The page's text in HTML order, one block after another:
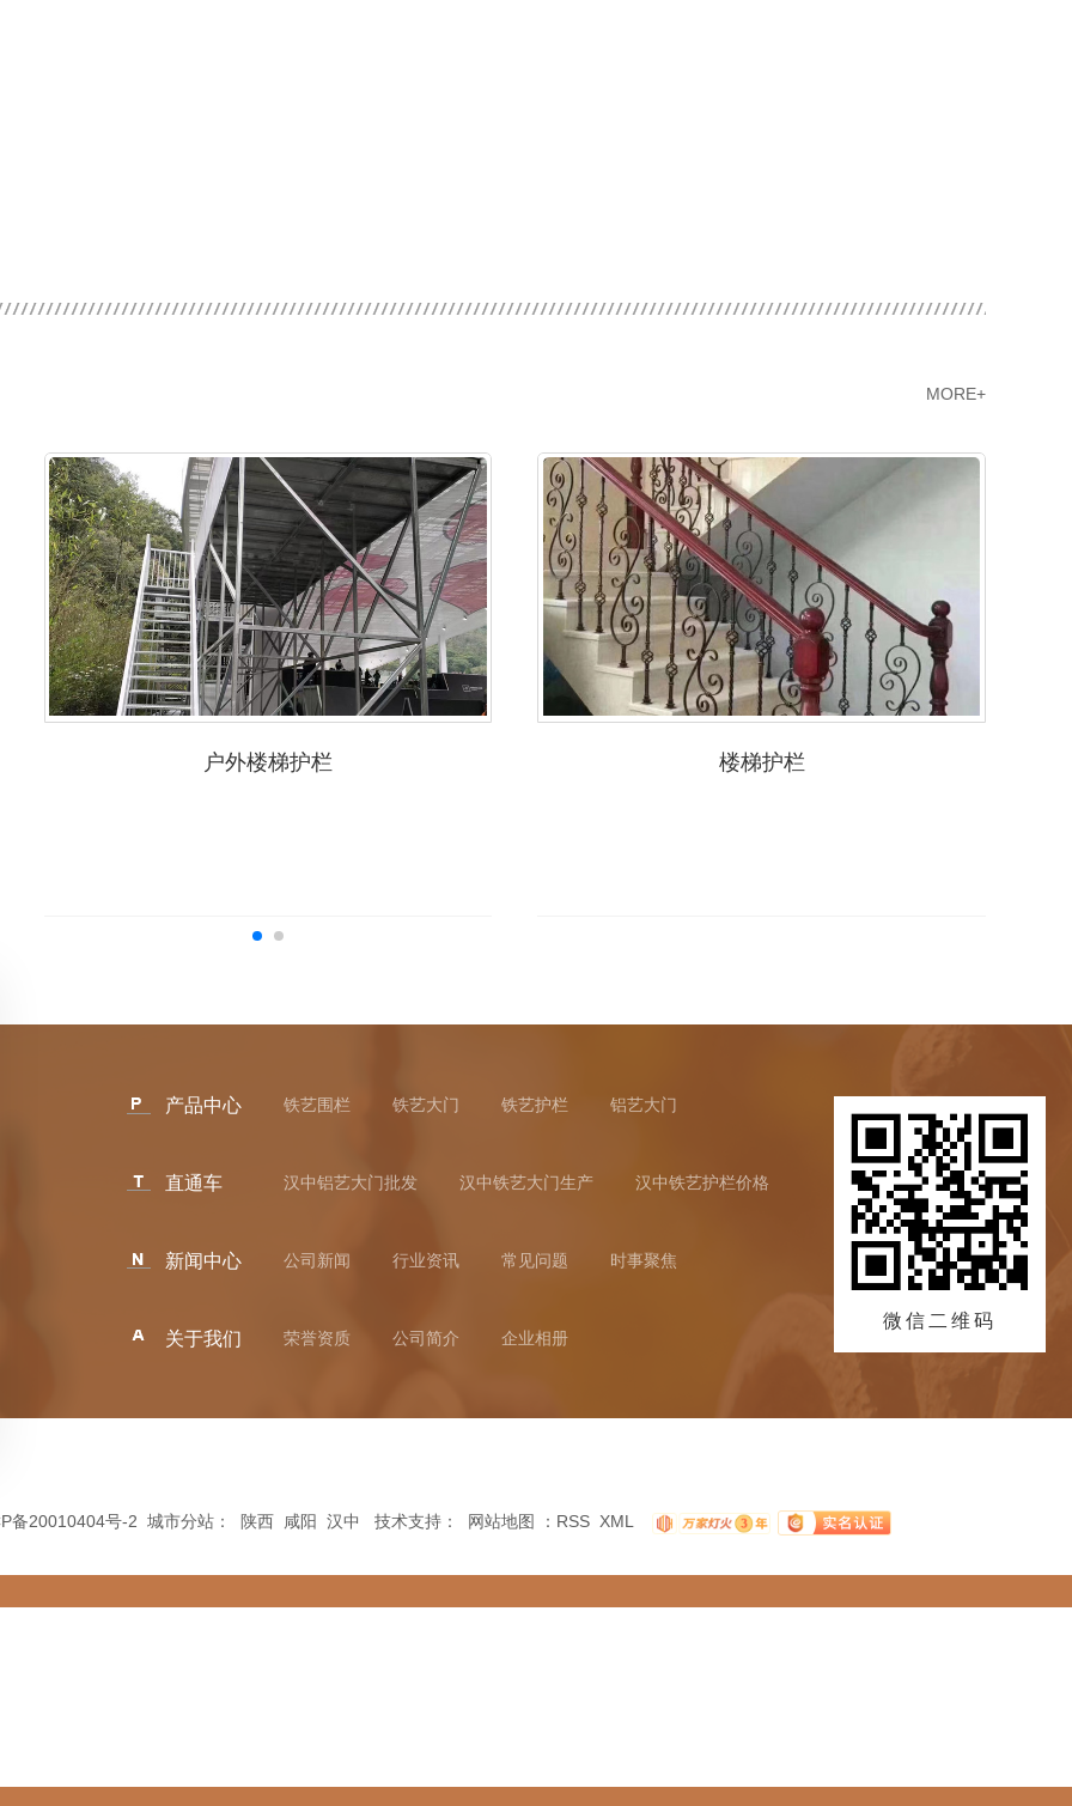
MORE+
户外楼梯护栏 楼梯护栏
产品中心 铁艺围栏 铁艺大门 铁艺护栏 铝艺大门
直通车 汉中铝艺大门批发 汉中铁艺大门生产 汉中铁艺护栏价格
新闻中心 公司新闻 行业资讯 常见问题 时事聚焦
关于我们 荣誉资质 公司简介 企业相册
微信二维码
备20010404号-2 城市分站 ： 陕西 咸阳 汉中 技术支持： 网站地图 ： RSS XML